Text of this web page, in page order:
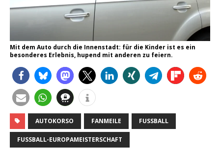
Mit dem Auto durch die Innenstadt: für die Kinder ist es ein
besonderes Erlebnis, hupend mit anderen zu feiern.
AUTOKORSO FANMEILE FUSSBALL
FUSSBALL-EUROPAMEISTERSCHAFT